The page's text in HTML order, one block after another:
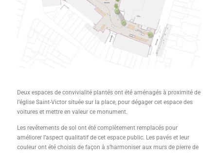
Deux espaces de convivialité plantés ont été aménagés à proximité de
l’église Saint-Victor située sur la place, pour dégager cet espace des
voitures et mettre en valeur ce monument.
Les revêtements de sol ont été complètement remplacés pour
améliorer l’aspect qualitatif de cet espace public. Les pavés et leur
couleur ont été choisis de façon à s’harmoniser aux murs de pierre de